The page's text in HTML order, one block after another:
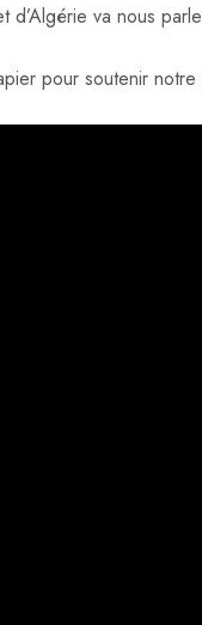
va nous
pour soutenir